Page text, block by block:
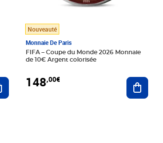
Ajouter au panier
Nouveauté
Monnaie De Paris
FIFA – Coupe du Monde 2026 Monnaie
de 10€ Argent colorisée
148,00€